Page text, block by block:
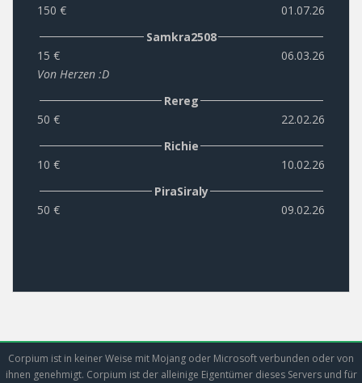
150 €
01.07.26
Samkra2508
15 €
06.03.26
Von Herzen :D
Rereg
50 €
22.02.26
Richie
10 €
10.02.26
PiraSiraly
50 €
09.02.26
Corpium ist in keiner Weise mit Mojang oder Microsoft verbunden oder von
ihnen genehmigt. Corpium ist der alleinige Eigentümer dieses Servers und für